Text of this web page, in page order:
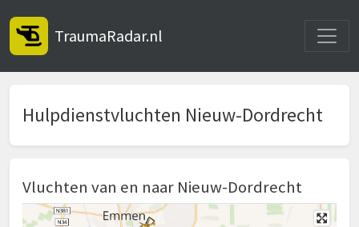
TraumaRadar.nl
Hulpdienstvluchten Nieuw-Dordrecht
Vluchten van en naar Nieuw-Dordrecht